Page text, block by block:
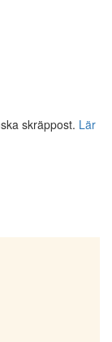
skräppost. Lär